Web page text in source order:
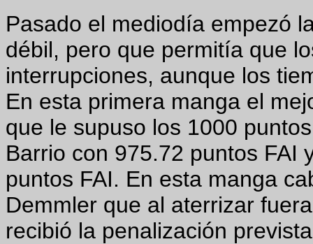
Pasado el mediodía empezó
débil, pero que permitía que
interrupciones, aunque los
En esta primera manga el
que le supuso los 1000
Barrio con 975.72 puntos FAI
puntos FAI. En esta manga
Demmler que al aterrizar
recibió la penalización